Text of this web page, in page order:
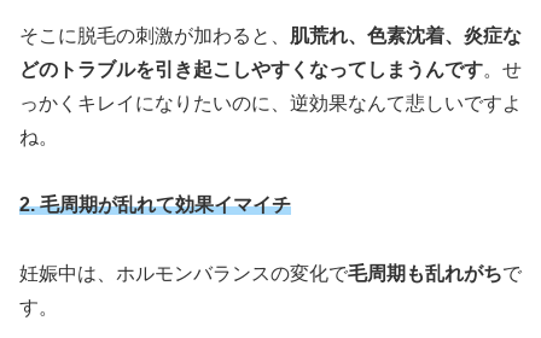
そこに脱毛の刺激が加わると、 肌荒れ、色素沈着、炎症な
どのトラブルを引き起こしやすくなってしまうんです。せ
っかくキレイになりたいのに、逆効果なんて悲しいですよ
ね。
2. 毛周期が乱れて効果イマイチ
妊娠中は、ホルモンバランスの変化で毛周期も乱れがちで
す。